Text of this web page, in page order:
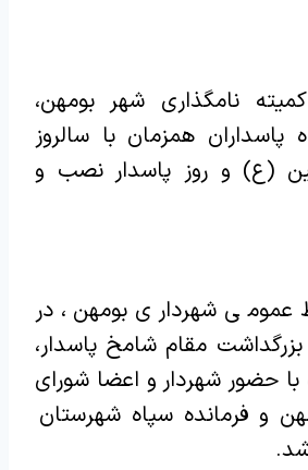
نامگذاری شهر بومهن،
پاسداران همزمان با سالروز
(ع) و روز پاسدار نصب و
عمومی شهرداری بومهن، در
بزرگداشت مقام شامخ پاسدار،
با حضور شهردار و اعضا شورای
و فرمانده سپاه شهرستان